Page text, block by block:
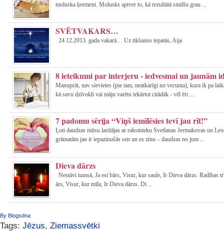
moluska ķermeni. Molusks aptver to, kā rezultātā smilšu grau ...
SVĒTVAKARS…
24.12.2013. gada vakarā… Uz tikšanos tepatās, Aija
8 ieteikumi par interjeru - iedvesmai un jaunām
Manuprāt, nav sievietes (pie tam, neatkarīgi no vecuma), kura ik pa
kā savu dzīvokli vai māju varētu iekārtot citādāk - vēl ērt ...
7 padomu sērija “Viņš iemīlēsies tevī jau rīt!”
Ļoti daudzas mūsu lasītājas ar rakstnieku Svetlanas Jermakovas un
grāmatām jau ir iepazinušās sen un es zinu – daudzas no jum ...
Dieva dārzs
Nestāvi tumsā, Ja esi bārs, Visur, kur saule, Ir Dieva dārzs. Radības
ārs, Visur, kur mīla, Ir Dieva dārzs. Di ...
By Blogsdna
Tags: Jēzus, Ziemassvētki